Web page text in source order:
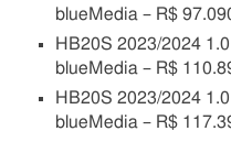
blueMedia – R$
HB20S 2023/2024
blueMedia – R$
HB20S 2023/2024
blueMedia – R$